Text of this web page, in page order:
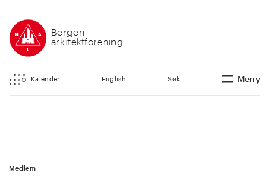
Bergen
arkitektforening
Kalender English Søk Meny
Medlem